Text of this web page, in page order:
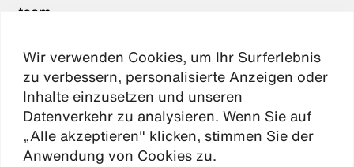
Wir verwenden Cookies, um Ihr Surferlebnis
zu verbessern, personalisierte Anzeigen oder
Inhalte einzusetzen und unseren
Datenverkehr zu analysieren. Wenn Sie auf
„Alle akzeptieren" klicken, stimmen Sie der
Anwendung von Cookies zu.
team
aktuelles
kontakt